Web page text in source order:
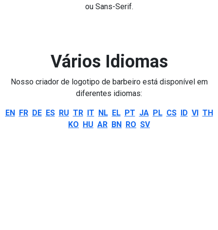
ou Sans-Serif.
Vários Idiomas
Nosso criador de logotipo de barbeiro está disponível em
diferentes idiomas:
EN FR DE ES RU TR IT NL EL PT JA PL CS ID VI TH
KO HU AR BN RO SV